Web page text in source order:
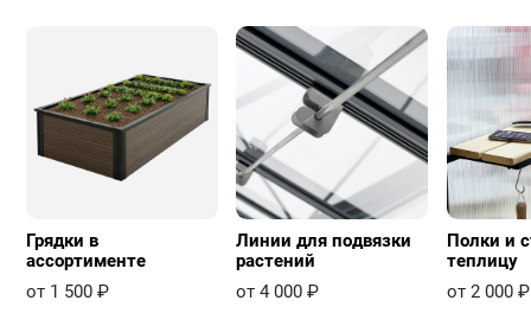
Грядки в
ассортименте
от 1 500 ₽
Линии для подвязки
растений
от 4 000 ₽
Полки и
теплицу
от 2 000 ₽